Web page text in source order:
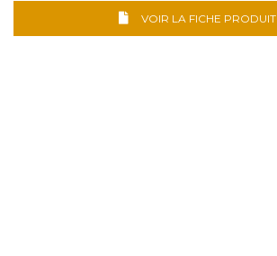
VOIR LA FICHE PRODUIT